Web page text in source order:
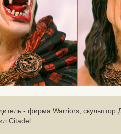
- фирма Warriors, скульптор
Citadel.